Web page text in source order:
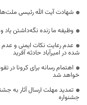
شهادت آیت الله رئیسی
وظیفه ما زنده نگه‌داشتن
عدم رعایت نکات ایمنی و عدم
شده در امیرآباد حادثه آفرید
اهتمام رسانه برای کرونا در
خواهد شد
تمدید مهلت ارسال آثار به
جشنواره